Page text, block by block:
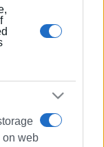
on web